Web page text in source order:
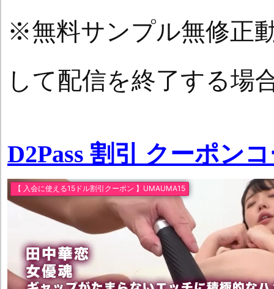
※無料サンプル無修正
して配信を終了する場
D2Pass 割引 クーポン